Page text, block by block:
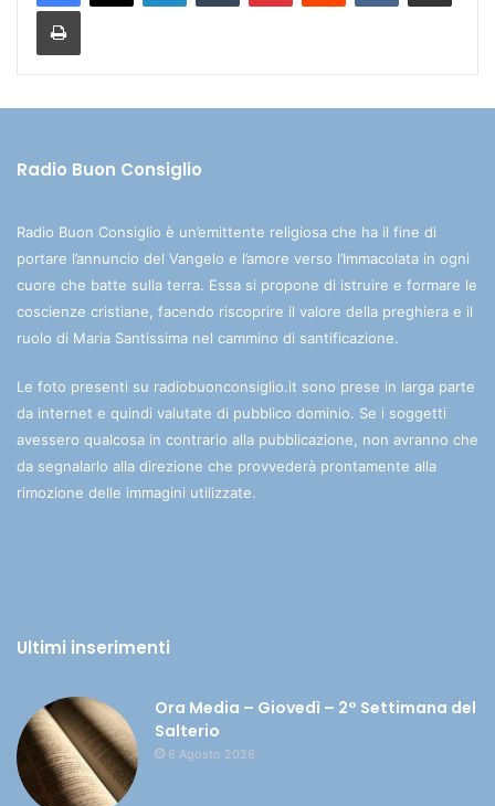
Radio Buon Consiglio
Radio Buon Consiglio è un’emittente religiosa che ha il fine di
portare l’annuncio del Vangelo e l’amore verso l’Immacolata in ogni
cuore che batte sulla terra. Essa si propone di istruire e formare le
coscienze cristiane, facendo riscoprire il valore della preghiera e il
ruolo di Maria Santissima nel cammino di santificazione.
Le foto presenti su radiobuonconsiglio.it sono prese in larga parte
da internet e quindi valutate di pubblico dominio. Se i soggetti
avessero qualcosa in contrario alla pubblicazione, non avranno che
da segnalarlo alla direzione che provvederà prontamente alla
rimozione delle immagini utilizzate.
Ultimi inserimenti
Ora Media – Giovedì – 2° Settimana del
Salterio
6 Agosto 2026